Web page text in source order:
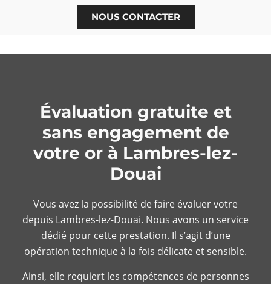
NOUS CONTACTER
Évaluation gratuite et
sans engagement de
votre or à Lambres-lez-
Douai
Vous avez la possibilité de faire évaluer votre
depuis Lambres-lez-Douai. Nous avons un service
dédié pour cette prestation. Il s’agit d’une
opération technique à la fois délicate et sensible.
Ainsi, elle requiert les compétences de personnes